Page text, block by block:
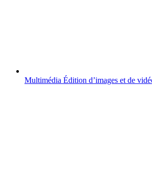
Multimédia Édition d’images et de